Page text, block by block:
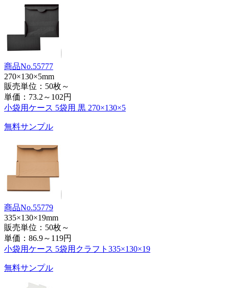
商品No.55777
270×130×5mm
販売単位：50枚～
単価： 73.2～102円
小袋用ケース 5袋用 黒 270×130×5
無料サンプル
商品No.55779
335×130×19mm
販売単位：50枚～
単価： 86.9～119円
小袋用ケース 5袋用クラフト335×130×19
無料サンプル